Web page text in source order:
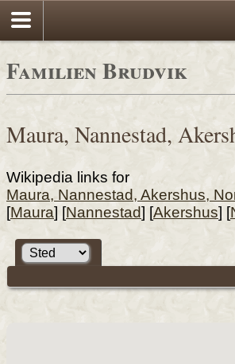
Familien Brudvik
Maura, Nannestad,
Wikipedia links for
Maura, Nannestad, Akershus,
[Maura] [Nannestad] [Akershus] [